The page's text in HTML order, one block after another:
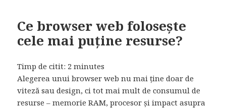
Ce browser web folosește
cele mai puține resurse?
Timp de citit: 2 minutes
Alegerea unui browser web nu mai ține doar de
viteză sau design, ci tot mai mult de consumul de
resurse – memorie RAM, procesor și impact asupra